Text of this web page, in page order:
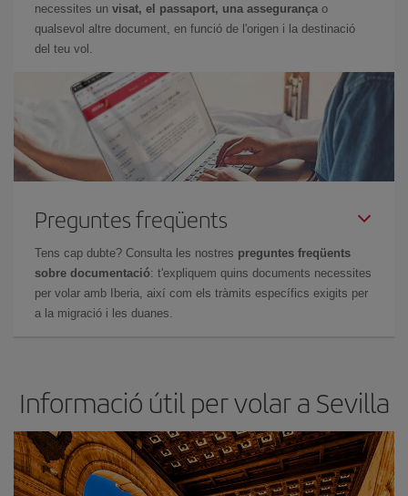
necessites un visat, el passaport, una assegurança o
qualsevol altre document, en funció de l'origen i la destinació
del teu vol.
Preguntes freqüents
Tens cap dubte? Consulta les nostres preguntes freqüents
sobre documentació: t'expliquem quins documents necessites
per volar amb Iberia, així com els tràmits específics exigits per
a la migració i les duanes.
Informació útil per volar a Sevilla